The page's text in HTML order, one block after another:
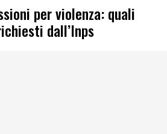
per violenza: quali
dall’Inps